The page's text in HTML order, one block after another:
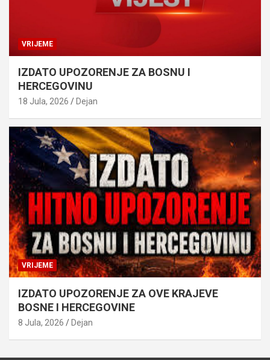
VRIJEME
IZDATO UPOZORENJE ZA BOSNU I
HERCEGOVINU
18 Jula, 2026 Dejan
VRIJEME
IZDATO UPOZORENJE ZA OVE KRAJEVE
BOSNE I HERCEGOVINE
8 Jula, 2026 Dejan